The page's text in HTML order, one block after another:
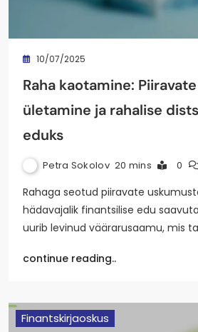
10/07/2025
Raha kaotamine:
ületamine ja rahalise
eduks
Petra Sokolov 20 mins 0
Rahaga seotud piiravate
hädavajalik finantsilise edu
uurib levinud väärarusaamu, mis
continue reading..
Finantskirjaoskus